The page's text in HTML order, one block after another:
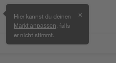
Hier kannst du deinen
Markt anpassen , falls
er nicht stimmt.
✕